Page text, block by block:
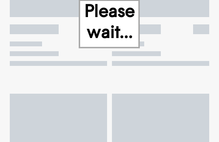
Please
wait...